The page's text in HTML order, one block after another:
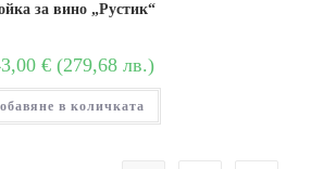
за вино „Рустик“
€ (279,68 лв.)
в количката